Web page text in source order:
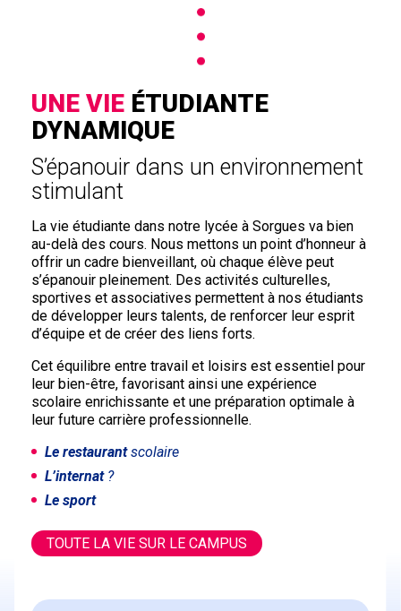
UNE VIE ÉTUDIANTE
DYNAMIQUE
S’épanouir dans un environnement
stimulant
La vie étudiante dans notre lycée à Sorgues va bien
au-delà des cours. Nous mettons un point d’honneur à
offrir un cadre bienveillant, où chaque élève peut
s’épanouir pleinement. Des activités culturelles,
sportives et associatives permettent à nos étudiants
de développer leurs talents, de renforcer leur esprit
d’équipe et de créer des liens forts.
Cet équilibre entre travail et loisirs est essentiel pour
leur bien-être, favorisant ainsi une expérience
scolaire enrichissante et une préparation optimale à
leur future carrière professionnelle.
Le restaurantscolaire
L’internat?
Le sport
TOUTE LA VIE SUR LE CAMPUS